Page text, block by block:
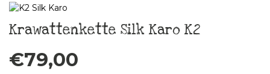
Krawattenkette Silk Karo K2
€79,00